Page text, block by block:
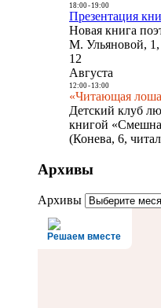
18:00- 19:00
Презентация
Новая книга
М. Ульяновой,
12
Августа
12:00- 13:00
«Читающая
Детский клуб
книгой
(Конева, 6,
Архивы
Архивы
Решаем вместе